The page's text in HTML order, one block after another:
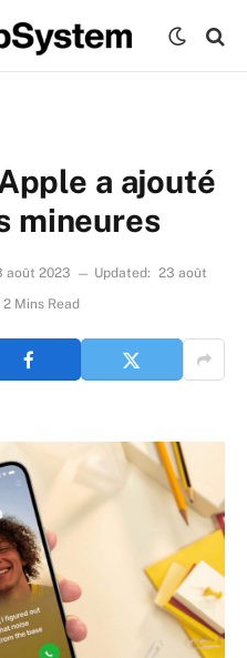
a ajouté
mineures
août 2023 Updated: 23 août
2 Mins Read